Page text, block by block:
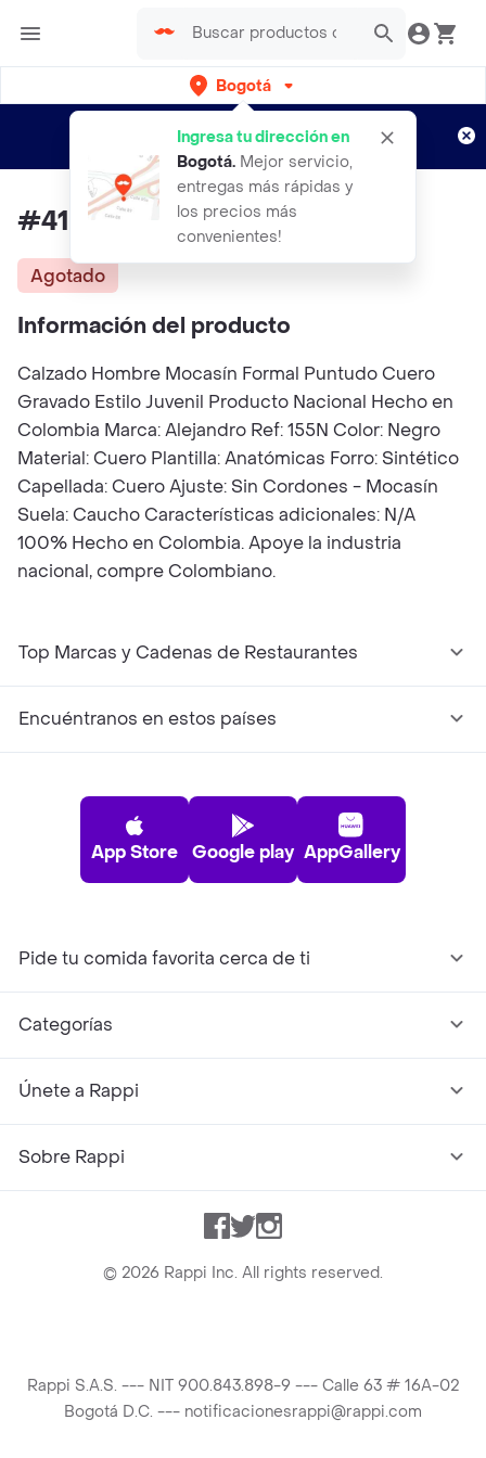
Bogotá
Ingresa tu dirección en
Bogotá. Mejor servicio,
entregas más rápidas y
los precios más
convenientes!
envíos gratis por semanas
Aplican TyC
#41 Zapato Amarrar Cuero
Agotado
Información del producto
Calzado Hombre Mocasín Formal Puntudo Cuero
Gravado Estilo Juvenil Producto Nacional Hecho en
Colombia Marca: Alejandro Ref: 155N Color: Negro
Material: Cuero Plantilla: Anatómicas Forro: Sintético
Capellada: Cuero Ajuste: Sin Cordones - Mocasín
Suela: Caucho Características adicionales: N/A
100% Hecho en Colombia. Apoye la industria
nacional, compre Colombiano.
Top Marcas y Cadenas de Restaurantes
Encuéntranos en estos países
App Store Google play AppGallery
Pide tu comida favorita cerca de ti
Categorías
Únete a Rappi
Sobre Rappi
Facebook
TwitterInstagram
© 2026 Rappi Inc. All rights reserved.
Rappi S.A.S. --- NIT 900.843.898-9 --- Calle 63 # 16A-02
Bogotá D.C. --- notificacionesrappi@rappi.com